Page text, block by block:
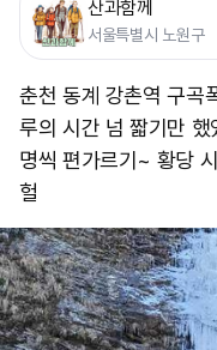
산과함께
서울특별시 노원구
춘천 동계 강촌역 구곡
루의 시간 넘 짧기만
명씩 편가르기~ 황당
헐